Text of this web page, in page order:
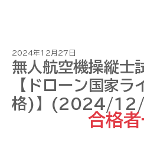
無人航空機操縦士
【ドローン国家ラ
格)】(2024/
2024年12月27日
合格